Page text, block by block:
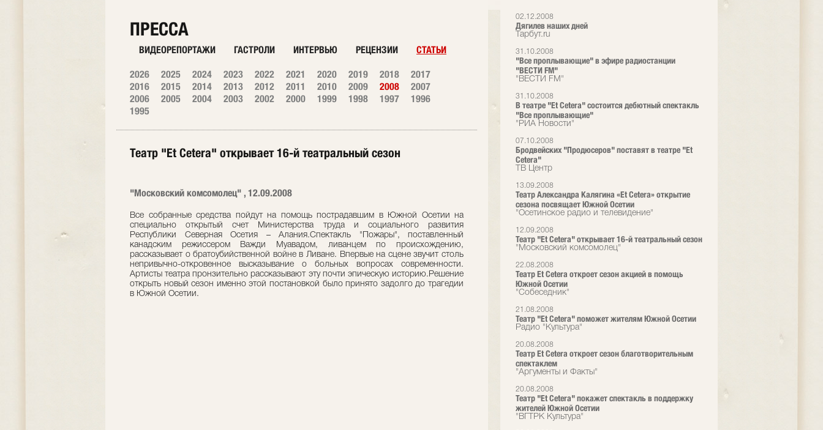
02.12.2008
Дягилев наших дней
Тарбут.ru
31.10.2008
"Все проплывающие" в эфире радиостанции
"ВЕСТИ FM"
"ВЕСТИ FM"
31.10.2008
В театре "Et Cetera" состоится дебютный спектакль
"Все проплывающие"
"РИА Новости"
07.10.2008
Бродвейских "Продюсеров" поставят в театре "Et
Cetera"
ТВ Центр
13.09.2008
Театр Александра Калягина «Et Cetera» открытие
сезона посвящает Южной Осетии
"Осетинское радио и телевидение"
12.09.2008
Театр "Et Сetera" открывает 16-й театральный сезон
"Московский комсомолец"
22.08.2008
Театр Et Cetera откроет сезон акцией в помощь
Южной Осетии
"Собеседник"
21.08.2008
Театр "Et Cetera" поможет жителям Южной Осетии
Радио "Культура"
20.08.2008
Театр Et Cetera откроет сезон благотворительным
спектаклем
"Аргументы и Факты"
20.08.2008
Театр "Et Cetera" покажет спектакль в поддержку
жителей Южной Осетии
"ВГТРК Культура"
ПРЕССА
ВИДЕОРЕПОРТАЖИ ГАСТРОЛИ ИНТЕРВЬЮ РЕЦЕНЗИИ СТАТЬИ
2026 2025 2024 2023 2022 2021 2020 2019 2018
2017
2016
2015 2014 2013 2012 2011 2010 2009 2008
2007
2006
2005 2004 2003 2002 2000 1999 1998 1997
1996
1995
Театр "Et Сetera" открывает 16-й театральный сезон
"Московский комсомолец" , 12.09.2008
Все собранные средства пойдут на помощь пострадавшим в Южной Осетии на
специально открытый счет Министерства труда и социального развития
Республики Северная Осетия – Алания.Спектакль "Пожары", поставленный
канадским режиссером Важди Муавадом, ливанцем по происхождению,
рассказывает о братоубийственной войне в Ливане. Впервые на сцене звучит столь
непривычно-откровенное высказывание о больных вопросах современности.
Артисты театра пронзительно рассказывают эту почти эпическую историю.Решение
открыть новый сезон именно этой постановкой было принято задолго до трагедии
в Южной Осетии.